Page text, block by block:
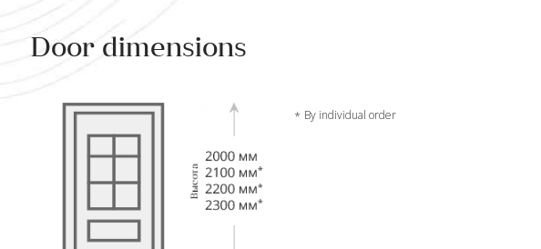
Door dimensions
By individual order